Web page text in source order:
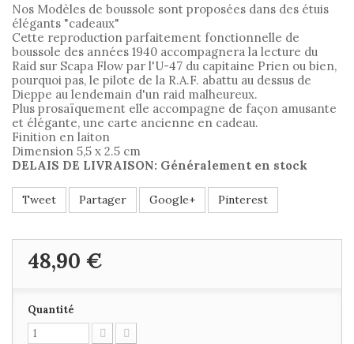
Nos Modèles de boussole sont proposées dans des étuis
élégants "cadeaux"
Cette reproduction parfaitement fonctionnelle de
boussole des années 1940 accompagnera la lecture du
Raid sur Scapa Flow par l'U-47 du capitaine Prien ou bien,
pourquoi pas, le pilote de la R.A.F. abattu au dessus de
Dieppe au lendemain d'un raid malheureux.
Plus prosaïquement elle accompagne de façon amusante
et élégante, une carte ancienne en cadeau.
Finition en laiton
Dimension 5,5 x 2.5 cm
DELAIS DE LIVRAISON: Généralement en stock
Tweet Partager Google+ Pinterest
48,90 €
Quantité